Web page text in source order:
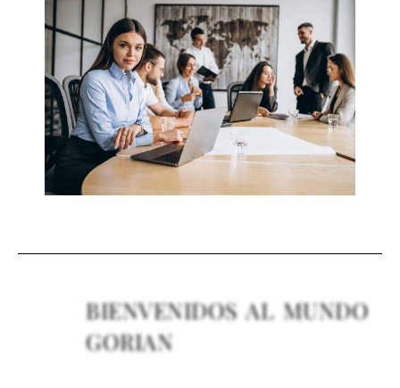
BIENVENIDOS AL MUNDO
GORIAN